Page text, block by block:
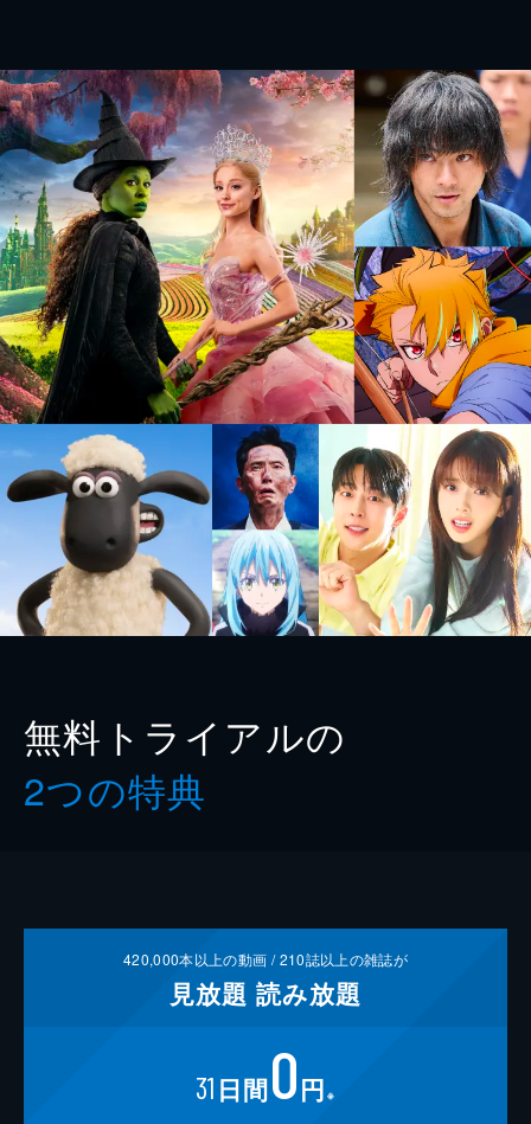
無料トライアルの
2つの特典
420,000本以上の動画 /210誌以上の雑誌が
見放題 読み放題
31 日間0円 ※